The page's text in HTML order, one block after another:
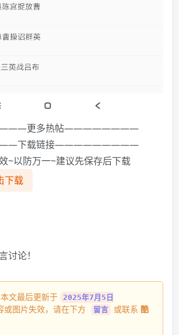
更多热帖————————
下载链接—————————
~以防万一~建议先保存后下载
下载
讨论！
本文最后更新于
2025年7月5日
或图片失效，请在下方 留言 或联系 酷